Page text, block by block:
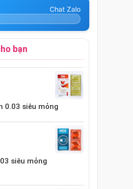
bạn
0.03 siêu mỏng
siêu mỏng